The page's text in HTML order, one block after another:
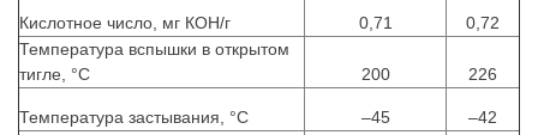
Кислотное число, мг КОН/г 0,71
0,72
Температура вспышки в открытом
тигле, °С
200 226
Температура застывания, °С –45
–42